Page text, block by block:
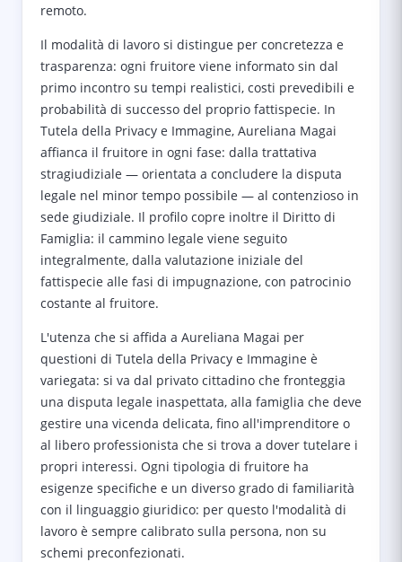
remoto.
Il modalità di lavoro si distingue per concretezza e
trasparenza: ogni fruitore viene informato sin dal
primo incontro su tempi realistici, costi prevedibili e
probabilità di successo del proprio fattispecie. In
Tutela della Privacy e Immagine, Aureliana Magai
affianca il fruitore in ogni fase: dalla trattativa
stragiudiziale — orientata a concludere la disputa
legale nel minor tempo possibile — al contenzioso in
sede giudiziale. Il profilo copre inoltre il Diritto di
Famiglia: il cammino legale viene seguito
integralmente, dalla valutazione iniziale del
fattispecie alle fasi di impugnazione, con patrocinio
costante al fruitore.
L'utenza che si affida a Aureliana Magai per
questioni di Tutela della Privacy e Immagine è
variegata: si va dal privato cittadino che fronteggia
una disputa legale inaspettata, alla famiglia che deve
gestire una vicenda delicata, fino all'imprenditore o
al libero professionista che si trova a dover tutelare i
propri interessi. Ogni tipologia di fruitore ha
esigenze specifiche e un diverso grado di familiarità
con il linguaggio giuridico: per questo l'modalità di
lavoro è sempre calibrato sulla persona, non su
schemi preconfezionati.